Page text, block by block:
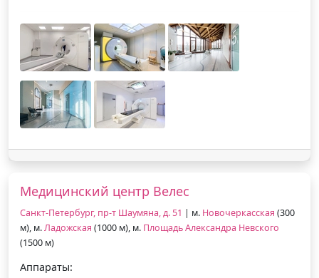
Медицинский центр Велес
Санкт-Петербург, пр-т Шаумяна, д. 51 | м. Новочеркасская (300
м), м.Ладожская (1000 м), м. Площадь Александра Невского
(1500 м)
Аппараты: